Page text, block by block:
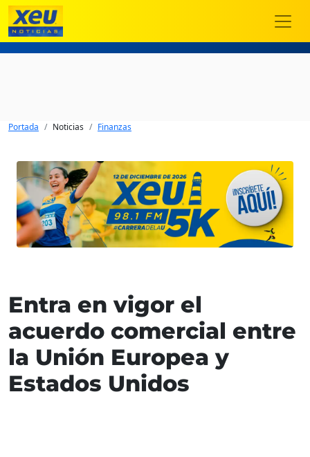
Portada Noticias Finanzas
Entra en vigor el
acuerdo comercial entre
la Unión Europea y
Estados Unidos